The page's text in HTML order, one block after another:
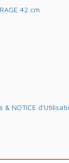
42 cm
& NOTICE